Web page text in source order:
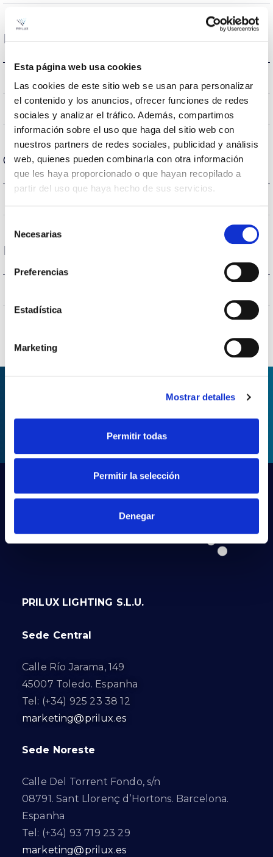
Esta página web usa cookies
Las cookies de este sitio web se usan para personalizar
el contenido y los anuncios, ofrecer funciones de redes
sociales y analizar el tráfico. Además, compartimos
información sobre el uso que haga del sitio web con
nuestros partners de redes sociales, publicidad y análisis
web, quienes pueden combinarla con otra información
que les haya proporcionado o que hayan recopilado a
partir del uso que haya hecho de sus servicios.
Necesarias
Preferencias
Estadística
Marketing
Mostrar detalles
Permitir todas
Permitir la selección
Denegar
Dimensões e montagem
Junção
Carcaça e Acabamento
Proteções
PRILUX LIGHTING S.L.U.
Sede Central
Calle Río Jarama, 149
45007 Toledo. Espanha
Tel: (+34) 925 23 38 12
marketing@prilux.es
Sede Noreste
Calle Del Torrent Fondo, s/n
08791. Sant Llorenç d’Hortons. Barcelona.
Espanha
Tel: (+34) 93 719 23 29
marketing@prilux.es